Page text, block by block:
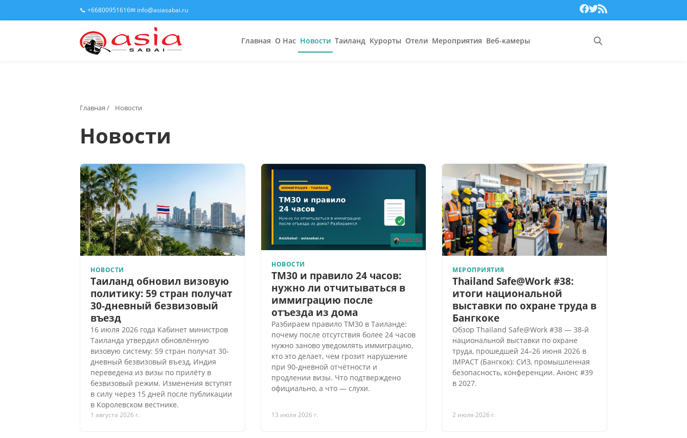
📞 +66800951616✉ info@asiasabai.ru
Главная О Нас Новости Таиланд Курорты Отели Мероприятия Веб-камеры
Главная / Новости
Новости
НОВОСТИ
Таиланд обновил визовую
политику: 59 стран получат
30-дневный безвизовый
въезд
16 июля 2026 года Кабинет министров
Таиланда утвердил обновлённую
визовую систему: 59 стран получат 30-
дневный безвизовый въезд, Индия
переведена из визы по прилёту в
безвизовый режим. Изменения вступят
в силу через 15 дней после публикации
в Королевском вестнике.
1 августа 2026 г.
НОВОСТИ
TM30 и правило 24 часов:
нужно ли отчитываться в
иммиграцию после
отъезда из дома
Разбираем правило TM30 в Таиланде:
почему после отсутствия более 24 часов
нужно заново уведомлять иммиграцию,
кто это делает, чем грозит нарушение
при 90-дневной отчётности и
продлении визы. Что подтверждено
официально, а что — слухи.
13 июля 2026 г.
МЕРОПРИЯТИЯ
Thailand Safe@Work #38:
итоги национальной
выставки по охране труда в
Бангкоке
Обзор Thailand Safe@Work #38 — 38-й
национальной выставки по охране
труда, прошедшей 24–26 июня 2026 в
IMPACT (Бангкок): СИЗ, промышленная
безопасность, конференции. Анонс #39
в 2027.
2 июля 2026 г.